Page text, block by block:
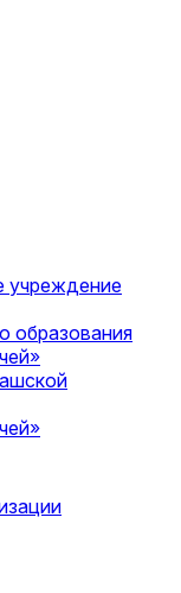
учреждение
образования